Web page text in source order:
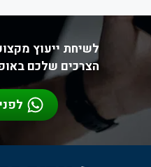
לשיחת ייעוץ
הצרכים שלכם